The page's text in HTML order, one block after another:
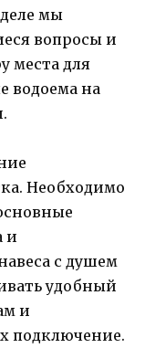
мы
вопросы и
места для
водоема на
Необходимо
и
с душем
удобный
и
подключение.